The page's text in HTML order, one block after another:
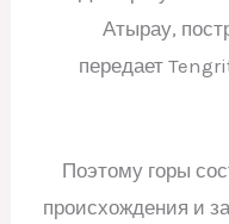
Атырау,
передает
Поэтому горы
происхождения и